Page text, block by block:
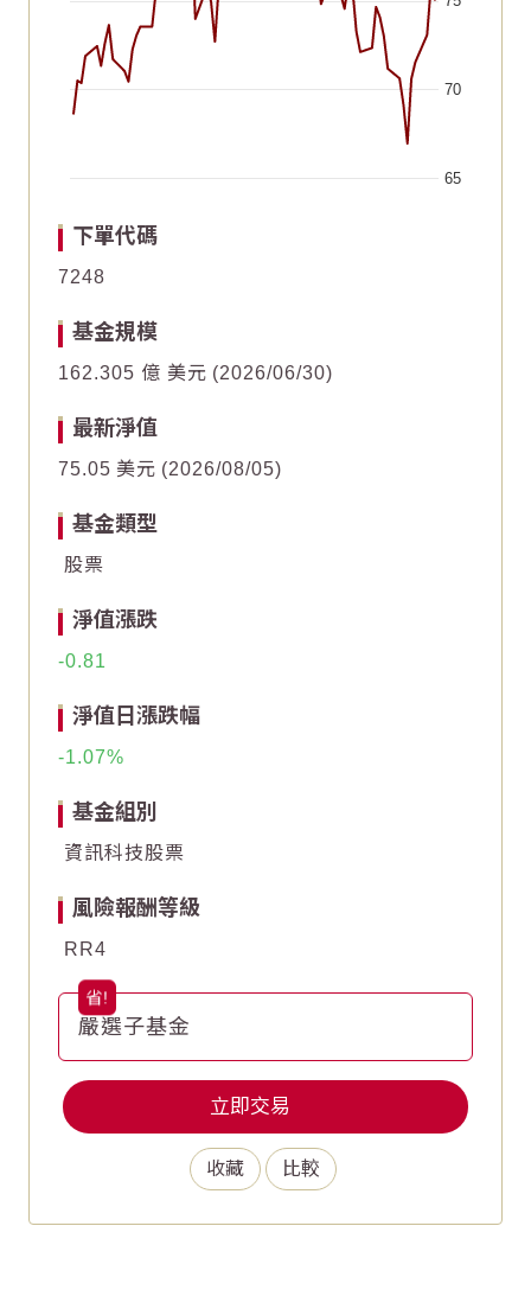
70
65
Line chart with 64 data points.
The chart has 1 Y axis displaying values. Data ranges
2026/05/042026/05/19
Line chart with 64 data points.
The chart has 1 Y axis displaying values. Data ranges
2026/05/042026/05/19
下單代碼
7248
基金規模
162.305 億 美元 2026/06/30
最新淨值
75.05 美元 2026/08/05
基金類型
股票
淨值漲跌
-0.81
淨值日漲跌幅
-1.07
基金組別
資訊科技股票
風險報酬等級
RR4
嚴選子基金
收藏 比較
立即交易